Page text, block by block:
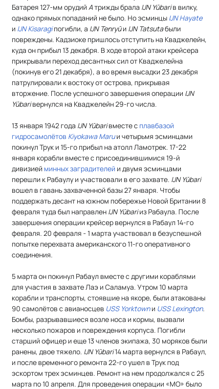
Батарея 127-мм орудий Атрижды брала IJN Yūbariв вилку,
однако прямых попаданий не было. Но эсминцы IJN Hayate
и IJN Kisaragiпогибли, а IJN Tenryūи IJN Tatsutaбыли
повреждены. Кадзиоке пришлось отступить на Кваджелейн,
куда он прибыл 13 декабря. В ходе второй атаки крейсера
прикрывали переход десантных сил от Кваджелейна
(покинув его 21 декабря), а во время высадки 23 декабря
патрулировали к востоку от острова, прикрывая
вторжение. После успешного завершения операции IJN
Yūbariвернулся на Кваджелейн 29-го числа.
13 января 1942 года IJN Yūbariвместе с плавбазой
гидросамолётов Kiyokawa Maruи четырьмя эсминцами
покинул Трук и 15-го прибыл на атолл Ламотрек. 17-22
января корабли вместе с присоединившимися 19-й
дивизией минных заградителей и двумя эсминцами
перешли к Рабаулу и участвовали в его захвате. IJN Yūbari
вошел в гавань захваченной базы 27 января. Чтобы
поддержать десант на южном побережье Новой Британии 8
февраля туда был направлен IJN Yūbariиз Рабаула. После
завершения операции крейсер вернулся в Рабаул 14-го
февраля. 20 февраля - 1 марта участвовал в безуспешной
попытке перехвата американского 11-го оперативного
соединения.
5 марта он покинул Рабаул вместе с другими кораблями
для участия в захвате Лаэ и Саламуа. Утром 10 марта
корабли и транспорты, стоявшие на якоре, были атакованы
90 самолётов с авианосцев USS Yorktownи USS Lexington.
Бомбы, разрывавшиеся возле носа и кормы, вызвали
несколько пожаров и повреждения корпуса. Погибли
старший офицер и еще 13 членов экипажа, 30 моряков были
ранены, двое тяжело. IJN Yūbari14 марта вернулся в Рабаул,
и после временного ремонта 22-го ушел в Трук под
эскортом трех эсминцев. Ремонт на нем продолжался с 25
марта по 10 апреля. Для проведения операции «МО» было